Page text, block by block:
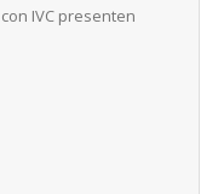
IVC presenten